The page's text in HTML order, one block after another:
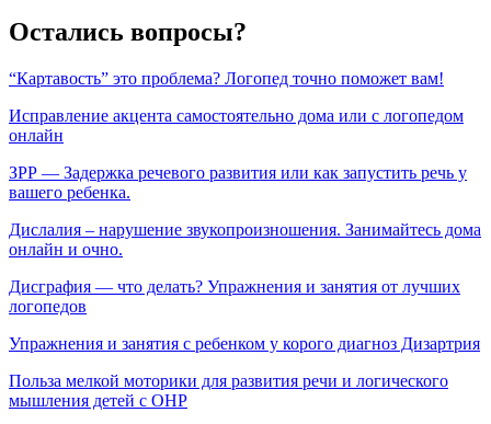
Остались вопросы?
“Картавость” это проблема? Логопед точно поможет вам!
Исправление акцента самостоятельно дома или с логопедом
онлайн
ЗРР — Задержка речевого развития или как запустить речь у
вашего ребенка.
Дислалия – нарушение звукопроизношения. Занимайтесь дома
онлайн и очно.
Дисграфия — что делать? Упражнения и занятия от лучших
логопедов
Упражнения и занятия с ребенком у корого диагноз Дизартрия
Польза мелкой моторики для развития речи и логического
мышления детей с ОНР